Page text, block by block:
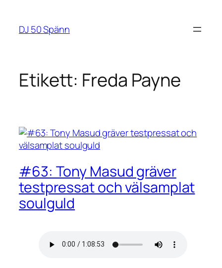
innehåll
DJ 50 Spänn
Etikett: Freda Payne
#63: Tony Masud gräver
testpressat och välsamplat
soulguld